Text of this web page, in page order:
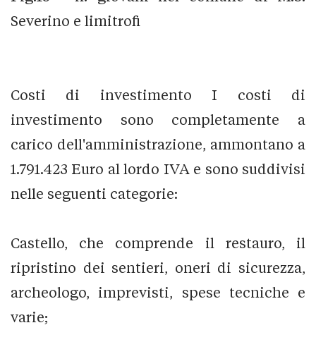
Severino e limitrofi
Costi di investimento I costi di
investimento sono completamente a
carico dell'amministrazione, ammontano a
1.791.423 Euro al lordo IVA e sono suddivisi
nelle seguenti categorie:
Castello, che comprende il restauro, il
ripristino dei sentieri, oneri di sicurezza,
archeologo, imprevisti, spese tecniche e
varie;